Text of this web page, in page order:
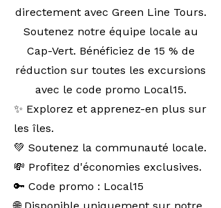
directement avec Green Line Tours.
Soutenez notre équipe locale au
Cap-Vert. Bénéficiez de 15 % de
réduction sur toutes les excursions
avec le code promo Local15.
✨ Explorez et apprenez-en plus sur
les îles.
💚 Soutenez la communauté locale.
💸 Profitez d'économies exclusives.
🔑 Code promo : Local15